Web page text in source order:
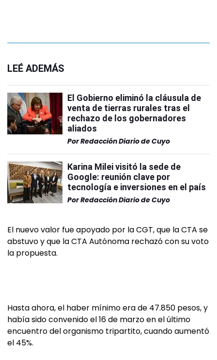
LEÉ ADEMÁS
El Gobierno eliminó la cláusula de
venta de tierras rurales tras el
rechazo de los gobernadores
aliados
PorRedacción Diario de Cuyo
Karina Milei visitó la sede de
Google: reunión clave por
tecnología e inversiones en el país
PorRedacción Diario de Cuyo
El nuevo valor fue apoyado por la CGT, que la CTA se
abstuvo y que la CTA Autónoma rechazó con su voto
la propuesta.
Hasta ahora, el haber mínimo era de 47.850 pesos, y
había sido convenido el 16 de marzo en el último
encuentro del organismo tripartito, cuando aumentó
el 45%.